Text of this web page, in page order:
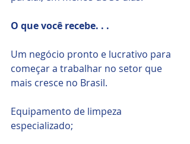
O que você recebe. . .
Um negócio pronto e lucrativo para
começar a trabalhar no setor que
mais cresce no Brasil.
Equipamento de limpeza
especializado;